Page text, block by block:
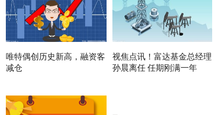
唯特偶创历史新高，融资客
减仓
视焦点讯！富达基金总经理
孙晨离任 任期刚满一年